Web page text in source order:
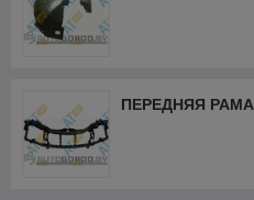
ПЕРЕДНЯЯ РАМА